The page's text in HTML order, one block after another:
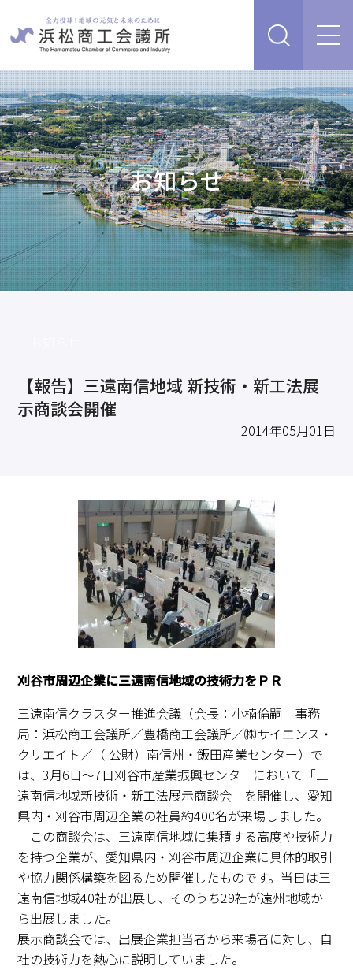
販路を開拓したい、新商品・サービス・技術を開発し
たい
人脈・ネットワークを広げたい
経営について相談したい（経営安定、専門家相談な
ど）
創業、事業承継について相談したい
資金を調達したい
補助金を活用したい
原産地証明など証明を取得したい
その他経営相談
経営支援・サービス
検定試験
セミナー・イベント情報
浜松商工会議所について
採用情報 相談予約 お問合せ
お知らせ
【報告】三遠南信地域 新技術・新工法展
示商談会開催
2014年05月01日
刈谷市周辺企業に三遠南信地域の技術力をＰＲ
三遠南信クラスター推進会議（会長：小楠倫嗣 事務
局：浜松商工会議所／豊橋商工会議所／㈱サイエンス・
クリエイト／（ 公財）南信州・飯田産業センター）で
は、3月6日～7日刈谷市産業振興センターにおいて「三
遠南信地域新技術・新工法展示商談会」を開催し、愛知
県内・刈谷市周辺企業の社員約400名が来場しました。
この商談会は、三遠南信地域に集積する高度や技術力
を持つ企業が、愛知県内・刈谷市周辺企業に具体的取引
や協力関係構築を図るため開催したものです。当日は三
遠南信地域40社が出展し、そのうち29社が遠州地域か
ら出展しました。
展示商談会では、出展企業担当者から来場者に対し、自
社の技術力を熱心に説明していました。